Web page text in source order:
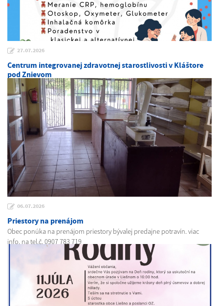
27.07.2026
Centrum integrovanej zdravotnej starostlivosti v Kláštore
pod Znievom
06.07.2026
Priestory na prenájom
Obec ponúka na prenájom priestory bývalej predajne potravín. viac
info. na tel.č. 0907 783 719